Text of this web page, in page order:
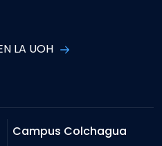
LA UOH
Campus Colchagua